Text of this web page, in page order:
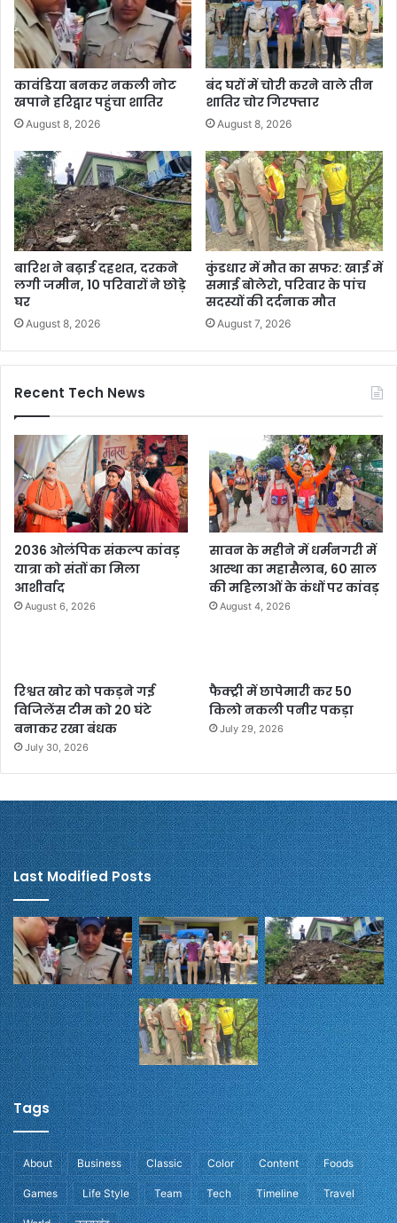
कावंडिया बनकर नकली नोट
खपाने हरिद्वार पहुंचा शातिर
August 8, 2026
बंद घरों में चोरी करने वाले तीन
शातिर चोर गिरफ्तार
August 8, 2026
बारिश ने बढ़ाई दहशत, दरकने
लगी जमीन, 10 परिवारों ने छोड़े
घर
August 8, 2026
कुंडधार में मौत का सफर: खाई में
समाई बोलेरो, परिवार के पांच
सदस्यों की दर्दनाक मौत
August 7, 2026
Recent Tech News
2036 ओलंपिक संकल्प कांवड़
यात्रा को संतों का मिला
आशीर्वाद
August 6, 2026
सावन के महीने में धर्मनगरी में
आस्था का महासैलाब, 60 साल
की महिलाओं के कंधों पर कांवड़
August 4, 2026
रिश्वत खोर को पकड़ने गई
विजिलेंस टीम को 20 घंटे
बनाकर रखा बंधक
July 30, 2026
फैक्ट्री में छापेमारी कर 50
किलो नकली पनीर पकड़ा
July 29, 2026
Last Modified Posts
Tags
About Business Classic Color Content Foods
Games Life Style Team Tech Timeline Travel